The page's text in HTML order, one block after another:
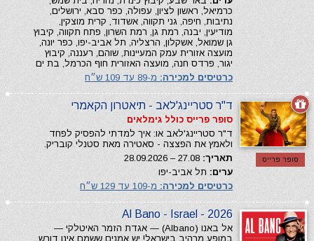
כרמיאל, ראשון לציון, עפולה, כפר סבא, ירושלים,
נתיבות, חיפה, גני תקווה, אשדוד, קרית מוצקין,
מודיעין, יבנה, רמת גן, רמת השרון, פתח תקווה, קיבוץ
גן שמואל, אשקלון, הרצליה, תל אביב-יפו, כפר יונה,
מועצה אזורית עמק המעיינות, שוהם, רעננה, קיבוץ
יגור, פרדס חנה, מועצה האזורית חוף הכרמל, בת ים
כרטיסים למכירה: מ-89 עד 109 ש״ח
סופר פרייס
ד"ר סטריינג'לאב - תיאטרון הקאמרי
סופר פרייס כולל גימלאים
ד"ר סטריינג'לאב או: איך למדתי להפסיק לפחד
ולאמץ את הפצצה - סאטירה מאת סטנלי קובריק.
תאריך:
ערים: תל אביב-יפו
כרטיסים למכירה: מ-109 עד 129 ש״ח
Al Bano - Israel - 2026
אל באנו (Albano) — אגדת הזמר האיטלקי —
במופע מרהיב בישראל! יש אמנים ששמם אינו דורש